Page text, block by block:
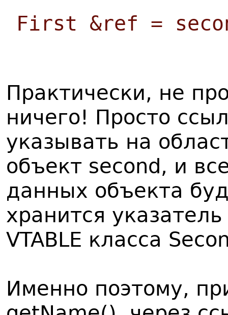
First &ref =
Практически, не
ничего! Просто
указывать на
объект second, и
данных объекта
хранится
VTABLE класса
Именно поэтому,